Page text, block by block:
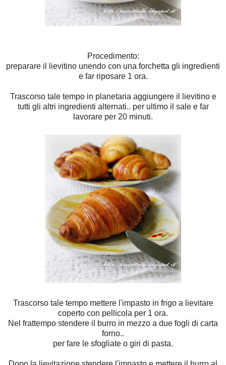
Procedimento:
preparare il lievitino unendo con una forchetta gli ingredienti
e far riposare 1 ora.
Trascorso tale tempo in planetaria aggiungere il lievitino e
tutti gli altri ingredienti alternati.. per ultimo il sale e far
lavorare per 20 minuti.
Trascorso tale tempo mettere l'impasto in frigo a lievitare
coperto con pellicola per 1 ora.
Nel frattempo stendere il burro in mezzo a due fogli di carta
forno..
per fare le sfogliate o giri di pasta.